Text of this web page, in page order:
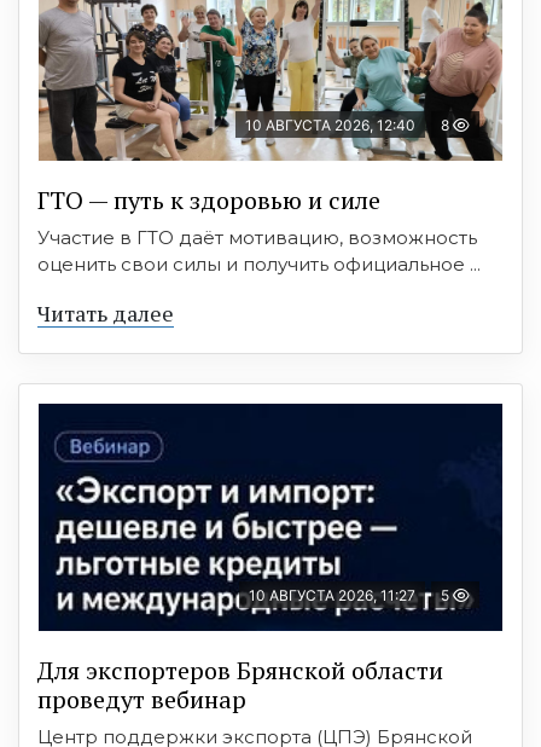
10 АВГУСТА 2026, 12:40 8
ГТО — путь к здоровью и силе
Участие в ГТО даёт мотивацию, возможность
оценить свои силы и получить официальное ...
Читать далее
10 АВГУСТА 2026, 11:27 5
Для экспортеров Брянской области
проведут вебинар
Центр поддержки экспорта (ЦПЭ) Брянской